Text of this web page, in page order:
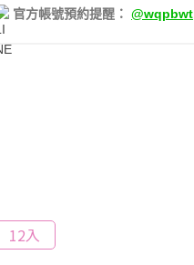
官方帳號預約提醒： @wqpbwt
12入